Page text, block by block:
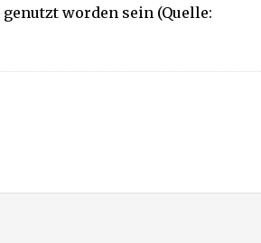
worden sein (Quelle: